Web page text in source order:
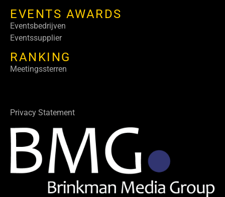
EVENTS AWARDS
Eventsbedrijven
Eventssupplier
RANKING
Meetingssterren
Privacy Statement